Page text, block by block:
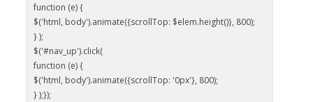
function (e) {
$('html, body').animate({scrollTop: $elem.height()}, 800);
} );
$('#nav_up').click(
function (e) {
$('html, body').animate({scrollTop: '0px'}, 800);
} );});